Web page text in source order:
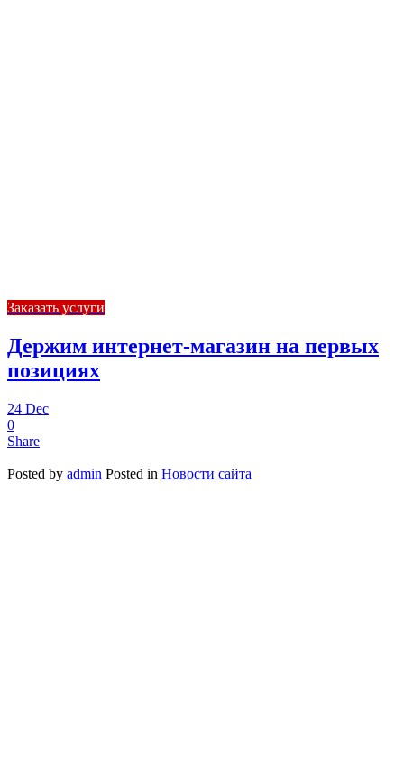
Заказать услуги
Держим интернет-магазин на первых
позициях
24 Dec
0
Share
Posted by admin Posted in Новости сайта